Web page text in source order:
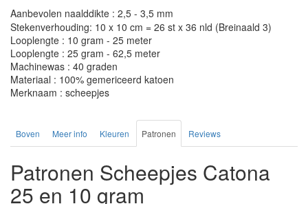
Aanbevolen naalddikte : 2,5 - 3,5 mm
Stekenverhouding: 10 x 10 cm = 26 st x 36 nld (Breinaald 3)
Looplengte : 10 gram - 25 meter
Looplengte : 25 gram - 62,5 meter
Machinewas : 40 graden
Materiaal : 100% gemericeerd katoen
Merknaam : scheepjes
Boven Meer info Kleuren Patronen Reviews
Patronen Scheepjes Catona
25 en 10 gram